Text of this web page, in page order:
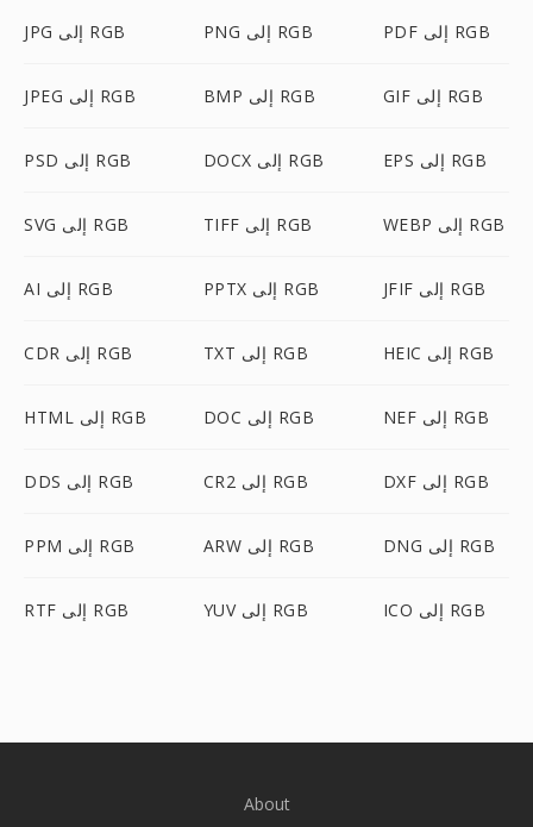
JPG إلى RGB PNG إلى RGB PDF إلى RGB
JPEG إلى RGB BMP إلى RGB GIF إلى RGB
PSD إلى RGB DOCX إلى RGB EPS إلى RGB
SVG إلى RGB TIFF إلى RGB WEBP إلى RGB
AI إلى RGB PPTX إلى RGB JFIF إلى RGB
CDR إلى RGB TXT إلى RGB HEIC إلى RGB
HTML إلى RGB DOC إلى RGB NEF إلى RGB
DDS إلى RGB CR2 إلى RGB DXF إلى RGB
PPM إلى RGB ARW إلى RGB DNG إلى RGB
RTF إلى RGB YUV إلى RGB ICO إلى RGB
About